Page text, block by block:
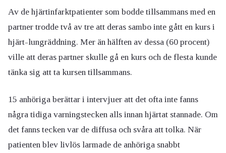
Av de hjärtinfarktpatienter som bodde tillsammans med en
partner trodde två av tre att deras sambo inte gått en kurs i
hjärt-lungräddning. Mer än hälften av dessa (60 procent)
ville att deras partner skulle gå en kurs och de flesta kunde
tänka sig att ta kursen tillsammans.
15 anhöriga berättar i intervjuer att det ofta inte fanns
några tidiga varningstecken alls innan hjärtat stannade. Om
det fanns tecken var de diffusa och svåra att tolka. När
patienten blev livlös larmade de anhöriga snabbt